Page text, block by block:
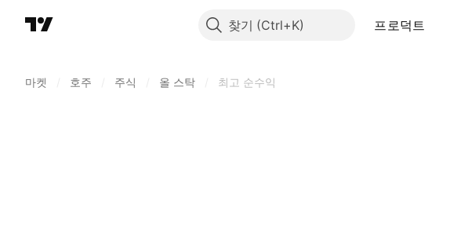
찾기 프로덕트
마켓 호주 주식 올 스탁 최고 순수익